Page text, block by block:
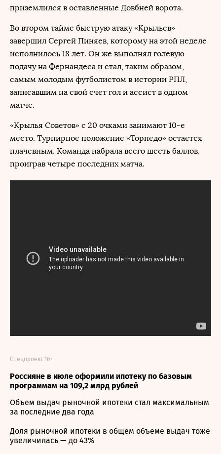
приземлился в оставленные Довбней ворота.
Во втором тайме быструю атаку «Крыльев»
завершил Сергей Пиняев, которому на этой неделе
исполнилось 18 лет. Он же выполнял голевую
подачу на Фернандеса и стал, таким образом,
самым молодым футболистом в истории РПЛ,
записавшим на свой счет гол и ассист в одном
матче.
«Крылья Советов» с 20 очками занимают 10-е
место. Турнирное положение «Торпедо» остается
плачевным. Команда набрала всего шесть баллов,
проиграв четыре последних матча.
Россияне в июле оформили ипотеку по базовым
программам на 109,2 млрд рублей
Спецпроект 16+
Объем выдач рыночной ипотеки стал максимальным
за последние два года
Доля рыночной ипотеки в общем объеме выдач тоже
увеличилась — до 43%